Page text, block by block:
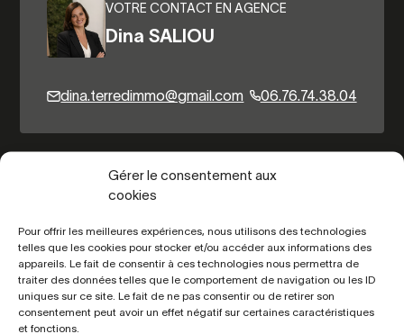
Gérer le consentement aux
cookies
Pour offrir les meilleures expériences, nous utilisons des technologies
telles que les cookies pour stocker et/ou accéder aux informations des
appareils. Le fait de consentir à ces technologies nous permettra de
traiter des données telles que le comportement de navigation ou les ID
uniques sur ce site. Le fait de ne pas consentir ou de retirer son
consentement peut avoir un effet négatif sur certaines caractéristiques
et fonctions.
VOTRE CONTACT EN AGENCE
Dina SALIOU
dina.terredimmo@gmail.com 06.76.74.38.04
Autres biens du même secteur